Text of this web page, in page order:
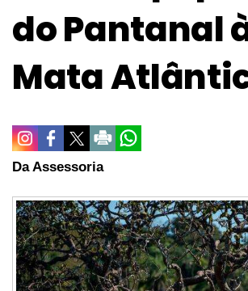
do Pantanal
Mata
Da Assessoria